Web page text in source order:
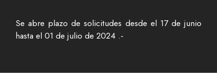
Se abre plazo de solicitudes desde el 17 de junio
hasta el 01 de julio de 2024 .-